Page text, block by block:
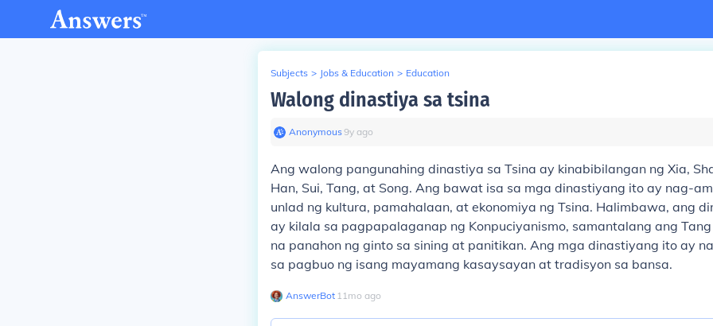
Subjects > Jobs & Education > Education
Walong dinastiya sa tsina
Anonymous∙9y ago
Ang walong pangunahing dinastiya sa Tsina ay kinabibilangan ng Xia,
Han, Sui, Tang, at Song. Ang bawat isa sa mga dinastiyang ito ay nag-
unlad ng kultura, pamahalaan, at ekonomiya ng Tsina. Halimbawa, ang
ay kilala sa pagpapalaganap ng Konpuciyanismo, samantalang ang
na panahon ng ginto sa sining at panitikan. Ang mga dinastiyang ito ay
sa pagbuo ng isang mayamang kasaysayan at tradisyon sa bansa.
AnswerBot∙ 11mo ago